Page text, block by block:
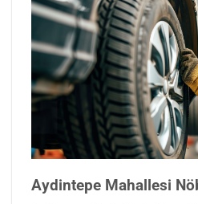
Aydintepe Mahallesi